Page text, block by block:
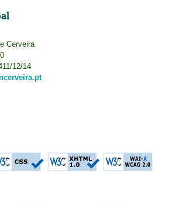
Cerveira
12/14